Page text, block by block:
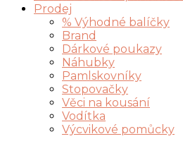
Prodej
% Výhodné balíčky
Brand
Dárkové poukazy
Náhubky
Pamlskovníky
Stopovačky
Věci na kousání
Vodítka
Výcvikové pomůcky